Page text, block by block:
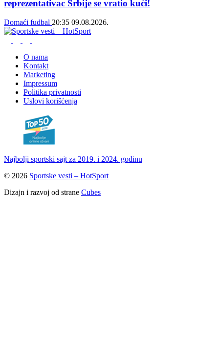
reprezentativac Srbije se vratio kući!
Domaći fudbal 20:35 09.08.2026.
O nama
Kontakt
Marketing
Impressum
Politika privatnosti
Uslovi korišćenja
Najbolji sportski sajt za 2019. i 2024. godinu
© 2026 Sportske vesti – HotSport
Dizajn i razvoj od strane Cubes